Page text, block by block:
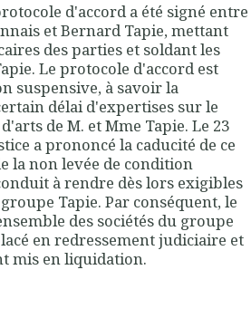
d'accord a été signé entre
et Bernard Tapie, mettant
des parties et soldant les
Le protocole d'accord est
suspensive, à savoir la
délai d'expertises sur le
de M. et Mme Tapie. Le 23
a prononcé la caducité de ce
la non levée de condition
àrendre dès lors exigibles
Tapie. Par conséquent, le
des sociétés du groupe
en redressement judiciaire et
mis en liquidation.